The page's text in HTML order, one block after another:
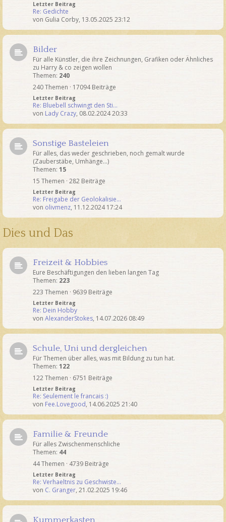
Letzter Beitrag
Re: Gedichte
von Gulia Corby, 13.05.2025 23:12
Bilder
Für alle Künstler, die ihre Zeichnungen, Grafiken oder Ähnliches
zu Harry & co zeigen wollen
Themen: 240
240 Themen · 17094 Beiträge
Letzter Beitrag
Re: Bluebell schwingt den Sti…
von Lady Crazy, 08.02.2024 20:33
Sonstige Basteleien
Für alles, das weder geschrieben, noch gemalt wurde
(Zauberstäbe, Umhänge...)
Themen: 15
15 Themen · 282 Beiträge
Letzter Beitrag
Re: Freigabe der Geolokalisie…
von olivmenz, 11.12.2024 17:24
Dies und Das
Freizeit & Hobbies
Eure Beschäftigungen den lieben langen Tag
Themen: 223
223 Themen · 9639 Beiträge
Letzter Beitrag
Re: Dein Hobby
von AlexanderStokes, 14.07.2026 08:49
Schule, Uni und dergleichen
Für Themen über alles, was mit Bildung zu tun hat.
Themen: 122
122 Themen · 6751 Beiträge
Letzter Beitrag
Re: Seulement le francais :)
von Fee.Lovegood, 14.06.2025 21:40
Familie & Freunde
Für alles Zwischenmenschliche
Themen: 44
44 Themen · 4739 Beiträge
Letzter Beitrag
Re: Verhaeltnis zu Geschwiste…
von C. Granger, 21.02.2025 19:46